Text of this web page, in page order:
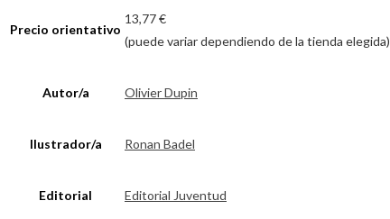
Precio orientativo
13,77 €
(puede variar dependiendo de la tienda elegida)
Autor/a Olivier Dupin
Ilustrador/a Ronan Badel
Editorial Editorial Juventud